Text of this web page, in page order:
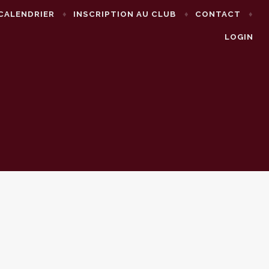
INSCRIPTION AU CLUB CONTACT
LOGIN